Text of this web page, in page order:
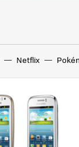
Netflix